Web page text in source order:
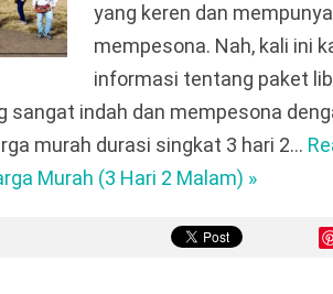
yang keren dan
mempesona. Nah, kali ini
informasi tentang paket
sangat indah dan mempesona
murah durasi singkat 3 hari 2…
Murah (3 Hari 2 Malam) »